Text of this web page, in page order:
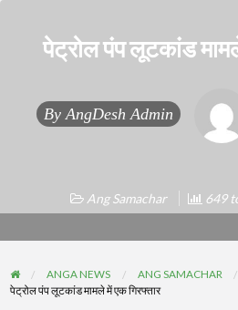
पेट्रोल पंप लूटकांड
By AngDesh Admin
Ang Samachar 649
ANGA NEWS
ANG SAMACHAR
पेट्रोल पंप लूटकांड मामले में एक गिरफ्तार